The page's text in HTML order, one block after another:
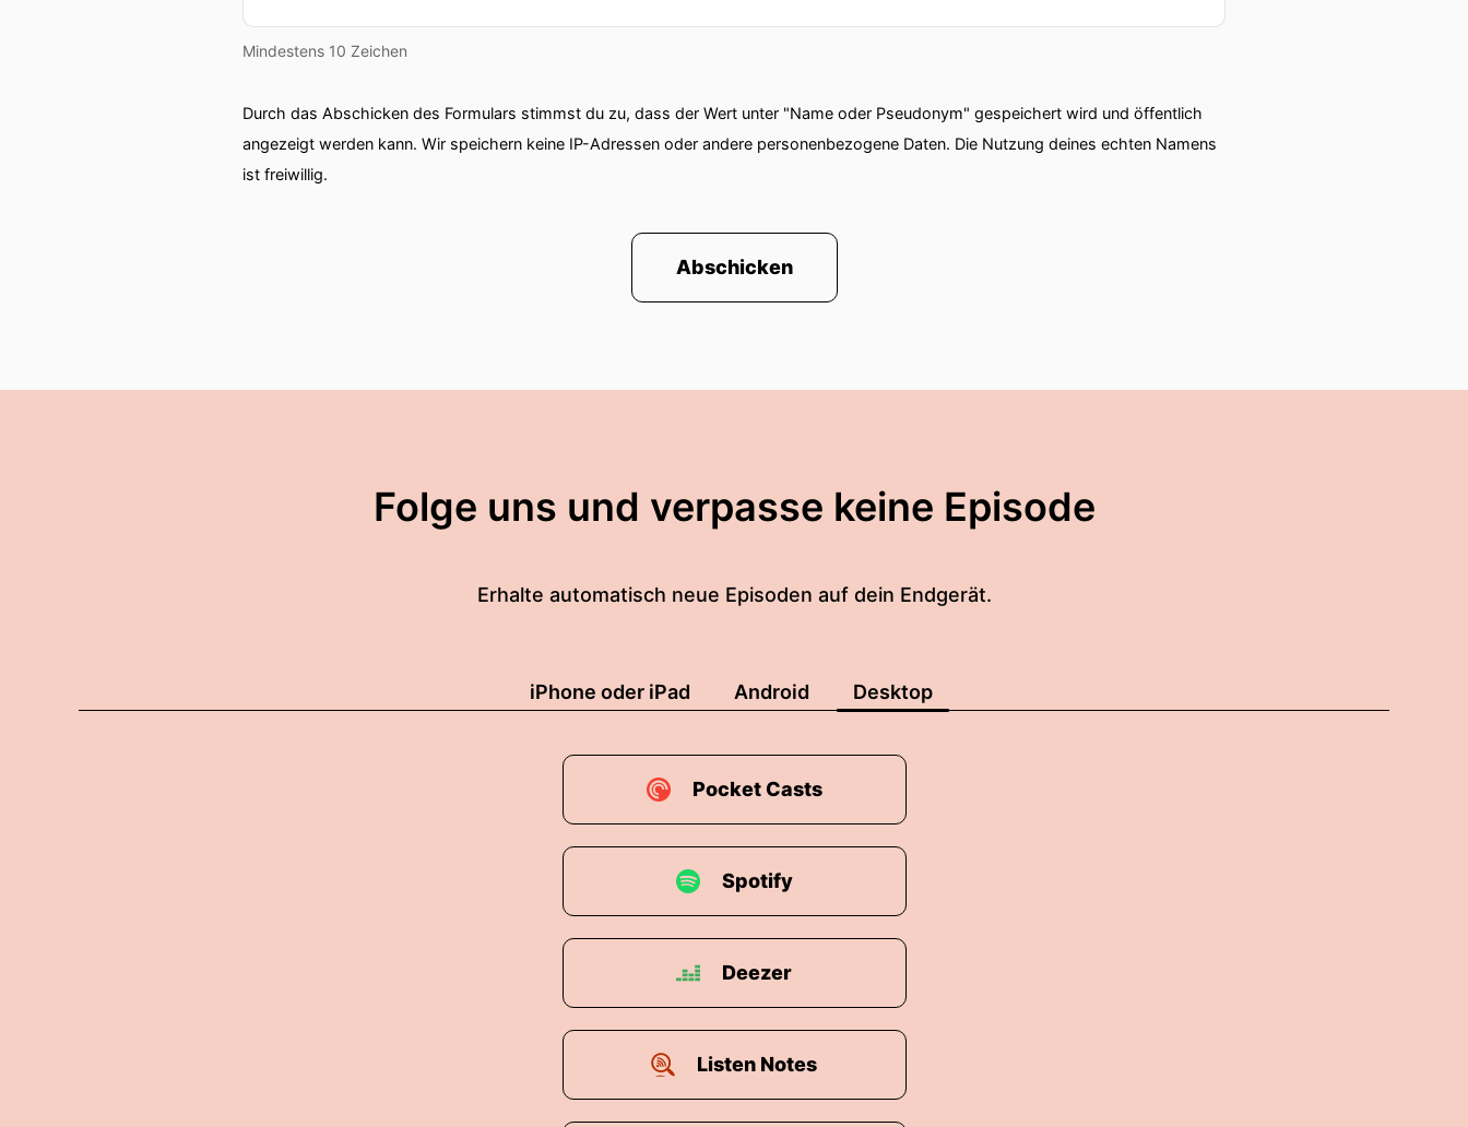
Mindestens 10 Zeichen
Durch das Abschicken des Formulars stimmst du zu, dass der Wert unter "Name oder Pseudonym" gespeichert wird und öffentlich
angezeigt werden kann. Wir speichern keine IP-Adressen oder andere personenbezogene Daten. Die Nutzung deines echten Namens
ist freiwillig.
Abschicken
Folge uns und verpasse keine Episode
Erhalte automatisch neue Episoden auf dein Endgerät.
iPhone oder iPad Android Desktop
Pocket Casts
Spotify
Deezer
Listen Notes